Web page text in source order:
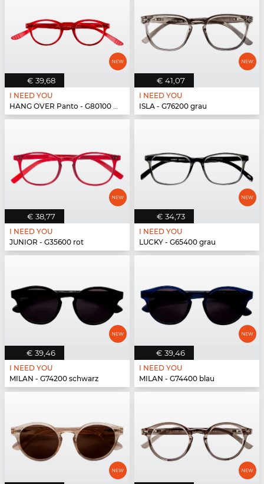
€ 39,68
I NEED YOU
HANG OVER Panto - G80100 rot
€ 41,07
I NEED YOU
ISLA - G76200 grau
€ 38,77
I NEED YOU
JUNIOR - G35600 rot
€ 34,73
I NEED YOU
LUCKY - G65400 grau
€ 39,46
I NEED YOU
MILAN - G74200 schwarz
€ 39,46
I NEED YOU
MILAN - G74400 blau